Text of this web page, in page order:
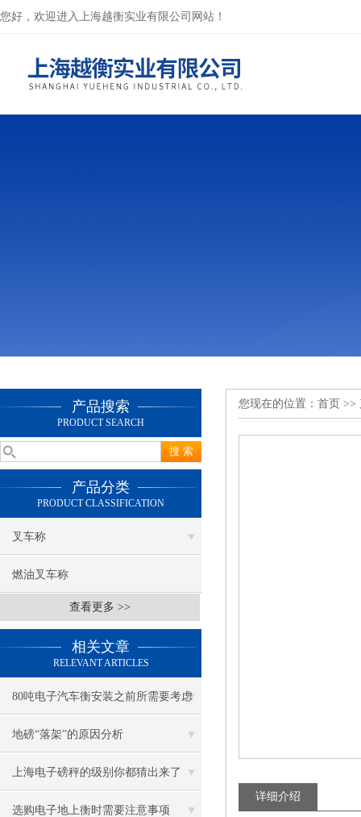
您好，欢迎进入上海越衡实业有限公司网站！
产品搜索
PRODUCT SEARCH
产品分类
PRODUCT CLASSIFICATION
叉车称
燃油叉车称
查看更多 >>
相关文章
RELEVANT ARTICLES
80吨电子汽车衡安装之前所需要考虑
的事项
地磅“落架”的原因分析
上海电子磅秤的级别你都猜出来了
吗？
选购电子地上衡时需要注意事项
您现在的位置： 首页 >>
详细介绍